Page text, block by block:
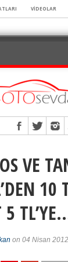
VİDEOLAR
VE
10
5
on 04 Nisan 2012